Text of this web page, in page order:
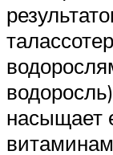
насыщает